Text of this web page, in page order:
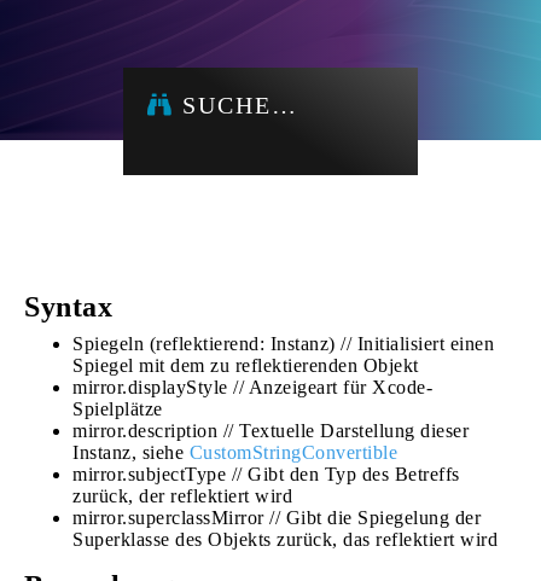
SUCHE…
Syntax
Spiegeln (reflektierend: Instanz) // Initialisiert einen
Spiegel mit dem zu reflektierenden Objekt
mirror.displayStyle // Anzeigeart für Xcode-
Spielplätze
mirror.description // Textuelle Darstellung dieser
Instanz, siehe CustomStringConvertible
mirror.subjectType // Gibt den Typ des Betreffs
zurück, der reflektiert wird
mirror.superclassMirror // Gibt die Spiegelung der
Superklasse des Objekts zurück, das reflektiert wird